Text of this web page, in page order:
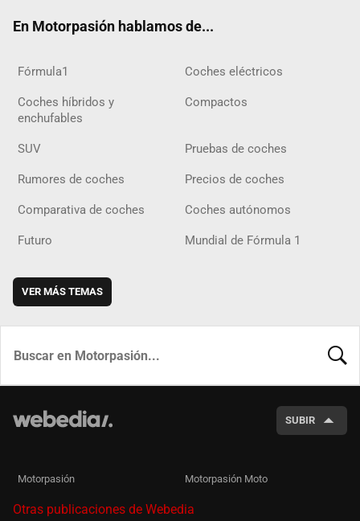
En Motorpasión hablamos de...
Fórmula1 Coches eléctricos
Coches híbridos y
enchufables
Compactos
SUV Pruebas de coches
Rumores de coches Precios de coches
Comparativa de coches Coches autónomos
Futuro Mundial de Fórmula 1
VER MÁS TEMAS
SUBIR
Motorpasión Motorpasión Moto
Otras publicaciones de Webedia